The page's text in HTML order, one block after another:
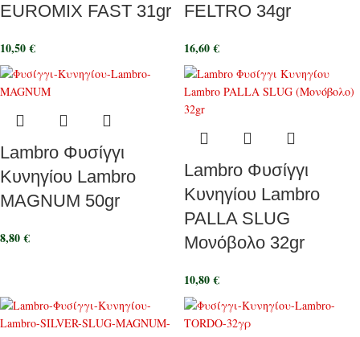
EUROMIX FAST 31gr
10,50€
FELTRO 34gr
16,60€
Lambro Φυσίγγι
Κυνηγίου Lambro
MAGNUM 50gr
8,80€
Lambro Φυσίγγι
Κυνηγίου Lambro
PALLA SLUG
Μονόβολο 32gr
10,80€